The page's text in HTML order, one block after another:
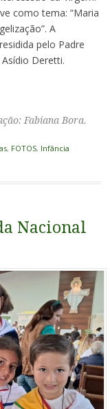
como tema: “Maria
A
pelo Padre
Deretti.
Fabiana Bora.
, FOTOS, Infância
Nacional